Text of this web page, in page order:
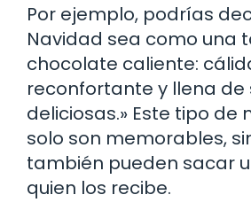
Por ejemplo, podrías
Navidad sea como una
chocolate caliente:
reconfortante y llena de
deliciosas.» Este tipo de
solo son memorables,
también pueden sacar
quien los recibe.